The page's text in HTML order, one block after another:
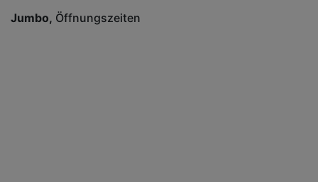
Jumbo Öffnungszeiten